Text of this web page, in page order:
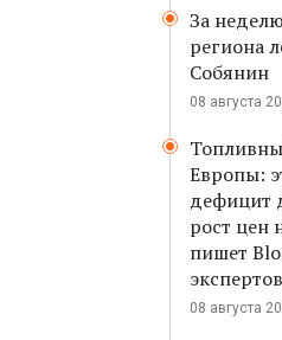
За
региона
Собянин
08 августа
Европы:
дефицит
рост цен
пишет
08 августа